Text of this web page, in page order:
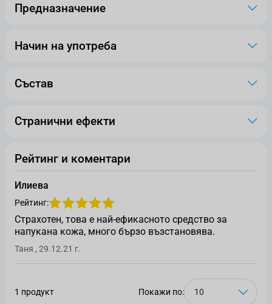
Предназначение
Начин на употреба
Състав
Странични ефекти
Рейтинг и коментари
Илиева
Рейтинг:
Страхотен, това е най-ефикасното средство за
напукана кожа, много бързо възстановява.
Оценен от
Таня , 29 декември 2021 г.
29.12.21 г.
1 продукт Покажи по: